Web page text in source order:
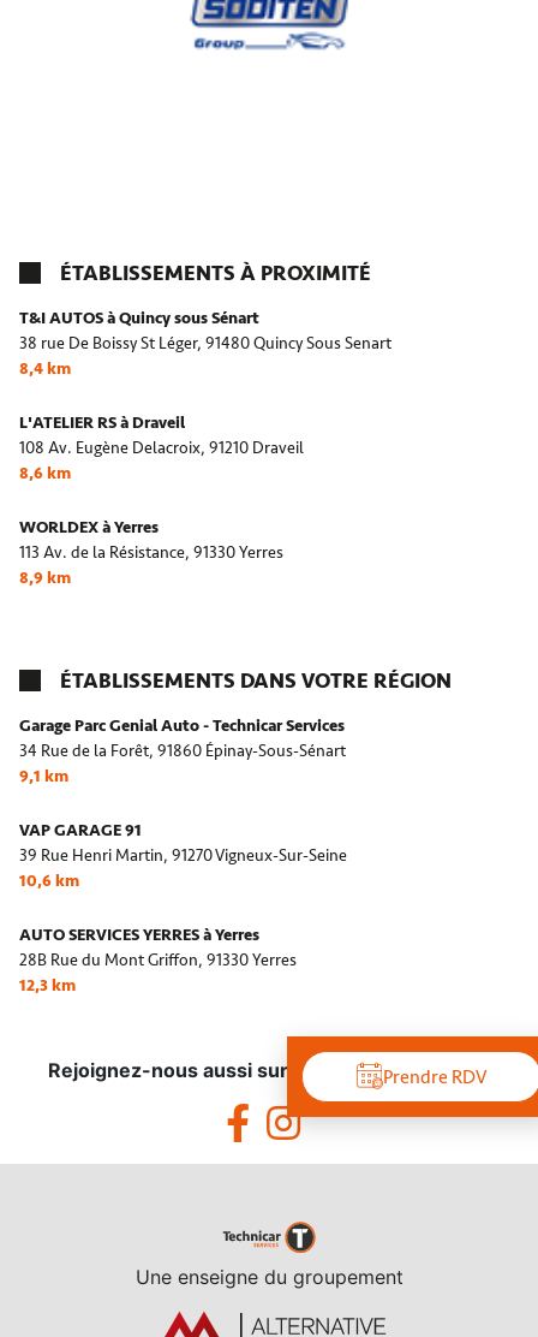
ÉTABLISSEMENTS À PROXIMITÉ
T&I AUTOS à Quincy sous Sénart
38 rue De Boissy St Léger, 91480 Quincy Sous Senart
8,4 km
L'ATELIER RS à Draveil
108 Av. Eugène Delacroix, 91210 Draveil
8,6 km
WORLDEX à Yerres
113 Av. de la Résistance, 91330 Yerres
8,9 km
ÉTABLISSEMENTS DANS VOTRE RÉGION
Garage Parc Genial Auto - Technicar Services
34 Rue de la Forêt, 91860 Épinay-Sous-Sénart
9,1 km
VAP GARAGE 91
39 Rue Henri Martin, 91270 Vigneux-Sur-Seine
10,6 km
AUTO SERVICES YERRES à Yerres
28B Rue du Mont Griffon, 91330 Yerres
12,3 km
Prendre RDV
Rejoignez-nous aussi sur les réseaux sociaux !
Une enseigne du groupement